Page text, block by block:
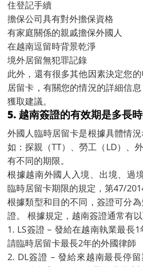
住登記手續
擔保公司具有對外擔保資格
有家庭關係的親戚擔保外國人
在越南逗留時背景乾淨
境外居留無犯罪記錄
此外，還有很多其他因素決定您
居留卡，有關您的情況的詳細信
獲取建議。
5. 越南簽證的有效期是多長
外國人臨時居留卡是根據具體情
如：探親（TT）、勞工（LD）、
有不同的期限。
根據越南外國人入境、出境、過
臨時居留卡期限的規定，第47/
根據類型和目的不同，簽證可分
證。 根據規定，越南簽證通常有以
1. LS簽證 – 發給在越南執業最長
請臨時居留卡最長2年的外國律師
2. DL簽證 – 發給來越南最長停